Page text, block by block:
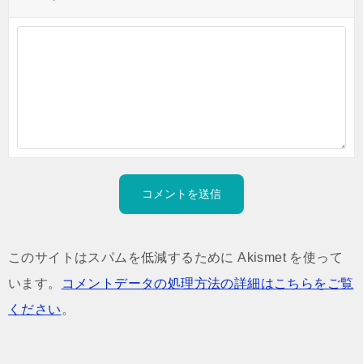
このサイトはスパムを低減するために Akismet を使って
います。
コメントデータの処理方法の詳細はこちらをご覧
ください 。